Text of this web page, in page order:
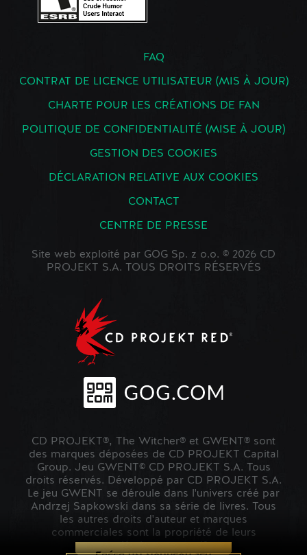
FAQ
CONTRAT DE LICENCE UTILISATEUR (MIS À JOUR)
CHARTE POUR LES CRÉATIONS DE FAN
POLITIQUE DE CONFIDENTIALITÉ (MISE À JOUR)
GESTION DES COOKIES
DÉCLARATION RELATIVE AUX COOKIES
CONTACT
CENTRE DE PRESSE
Site web exploité par GOG Sp. z o.o. © 2026 CD
PROJEKT S.A. TOUS DROITS RÉSERVÉS
CD PROJEKT®, The Witcher® et GWENT® sont
des marques déposées de CD PROJEKT Capital
Group. Jeu GWENT© CD PROJEKT S.A. Tous
droits réservés. Développé par CD PROJEKT S.A.
Le jeu GWENT se déroule dans l'univers créé par
Andrzej Sapkowski dans sa série de livres. Tous
les autres droits d'auteur et marques
commerciales sont la propriété de leurs
propriétaires respectifs.